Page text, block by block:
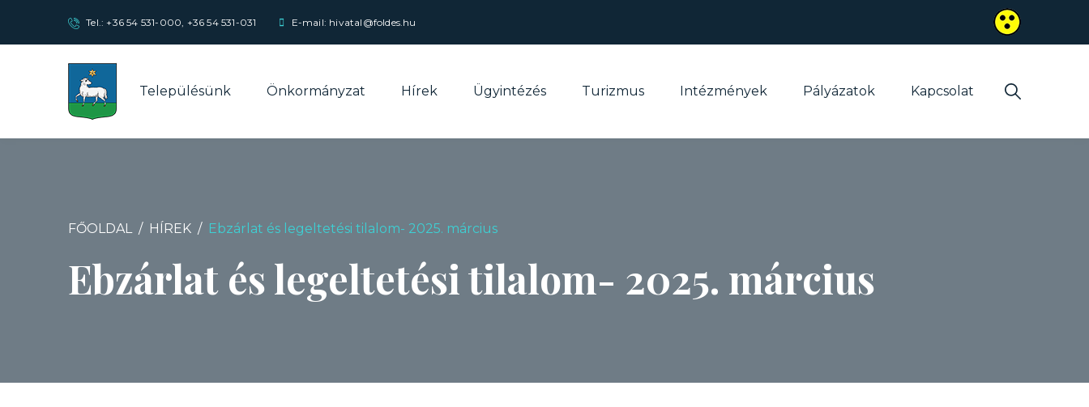
Tel.:+36 54 531-000, +36 54 531-031 E-mail: hivatal@foldes.hu
Településünk Önkormányzat Hírek Ügyintézés Turizmus Intézmények Pályázatok Kapcsolat
FŐOLDAL HÍREK Ebzárlat és legeltetési tilalom- 2025. március
Ebzárlat és legeltetési tilalom- 2025. március